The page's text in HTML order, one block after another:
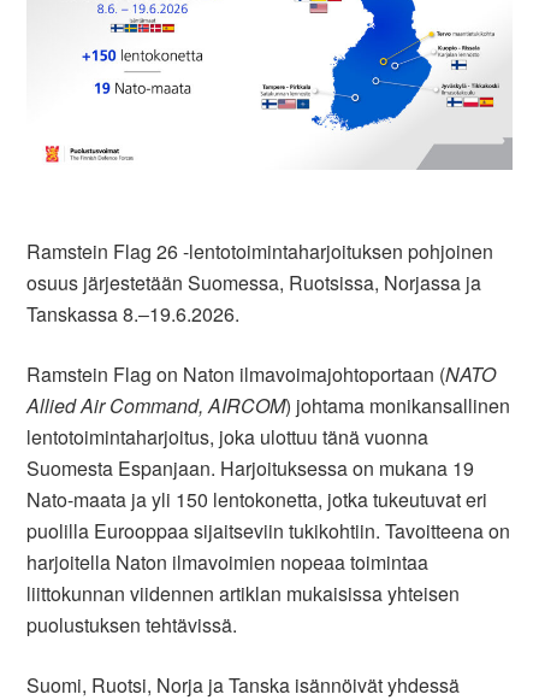
Ramstein Flag 26 -lentotoimintaharjoituksen pohjoinen
osuus järjestetään Suomessa, Ruotsissa, Norjassa ja
Tanskassa 8.‒19.6.2026.
Ramstein Flag on Naton ilmavoimajohtoportaan (NATO
Allied Air Command, AIRCOM) johtama monikansallinen
lentotoimintaharjoitus, joka ulottuu tänä vuonna
Suomesta Espanjaan. Harjoituksessa on mukana 19
Nato-maata ja yli 150 lentokonetta, jotka tukeutuvat eri
puolilla Eurooppaa sijaitseviin tukikohtiin. Tavoitteena on
harjoitella Naton ilmavoimien nopeaa toimintaa
liittokunnan viidennen artiklan mukaisissa yhteisen
puolustuksen tehtävissä.
Suomi, Ruotsi, Norja ja Tanska isännöivät yhdessä